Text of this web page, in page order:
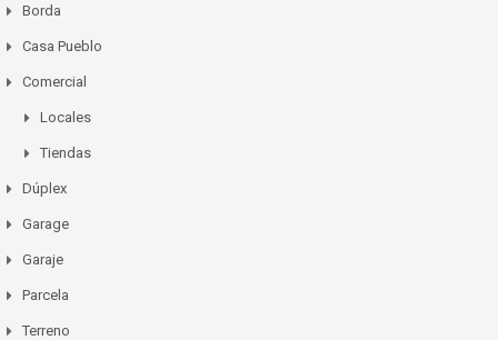
Borda
Casa Pueblo
Comercial
Locales
Tiendas
Dúplex
Garage
Garaje
Parcela
Terreno